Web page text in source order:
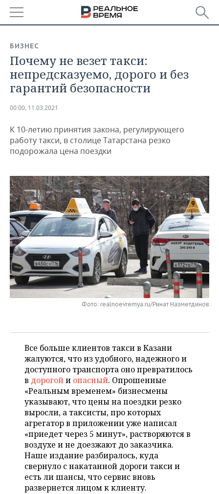
БАШКОРТОСТАН
ТАТАРСТАН
НОВОСТИ
АНАЛИТИКА
ДЕКЛАРАЦИИ О ДОХОДАХ
КОРОЛИ ГОСЗАКАЗА ПФО
КОМУ ПРИНАДЛЕЖАТ
ТОРГОВЫЕ ЦЕНТРЫ
ТАТАРСТАНА
НОВОСТИ ЭКОНОМИКИ
ФИНАНСЫ
БЮДЖЕТ
ИНВЕСТИЦИИ
ПРОМЫШЛЕННОСТЬ
НОВОСТИ
ПРОМЫШЛЕННОСТИ
АГРОПРОМ
МАШИНОСТРОЕНИЕ
НЕФТЕХИМИЯ
НЕФТЬ
ОПК
ЭНЕРГЕТИКА
НЕДВИЖИМОСТЬ
НОВОСТИ АВТО
БИЗНЕС
НОВОСТИ БИЗНЕСА
РОЗНИЧНАЯ ТОРГОВЛЯ
ТРАНСПОРТ
УСЛУГИ
ТЕХНОЛОГИИ
НОВОСТИ ТЕХНОЛОГИЙ
IT
МЕДИА
ТЕЛЕКОММУНИКАЦИИ
МЕРОПРИЯТИЯ
НОВОСТИ МЕРОПРИЯТИЙ
ВЫЕЗДНАЯ РЕДАКЦИЯ
ОТКРЫТАЯ ЛЕКЦИЯ
СПОРТ
НОВОСТИ СПОРТА
БАСКЕТБОЛ
ВОЛЕЙБОЛ
КИБЕРСПОРТ
ФИГУРНОЕ КАТАНИЕ
ВОДНЫЕ ВИДЫ СПОРТА
ХОККЕЙ С МЯЧОМ
ОБЩЕСТВО
НОВОСТИ ОБЩЕСТВА
ИНФРАСТРУКТУРА
ИСТОРИЯ
КУЛЬТУРА
МЕДИЦИНА
ОБРАЗОВАНИЕ
ПРОИСШЕСТВИЯ
СПРАВОЧНИК
СПИСОК ПЕРСОН
СПИСОК КОМПАНИЙ
ПОЛНАЯ ВЕРСИЯ
БИЗНЕС
Почему не везет такси:
непредсказуемо, дорого и без
гарантий безопасности
00:00, 11.03.2021
К 10-летию принятия закона, регулирующего
работу такси, в столице Татарстана резко
подорожала цена поездки
Фото: realnoevremya.ru/Ринат Назметдинов
Все больше клиентов такси в Казани
жалуются, что из удобного, надежного и
доступного транспорта оно превратилось
в дорогойи опасный. Опрошенные
«Реальным временем» бизнесмены
указывают, что цены на поездки резко
выросли, а таксисты, про которых
агрегатор в приложении уже написал
«приедет через 5 минут», растворяются в
воздухе и не доезжают до заказчика.
Наше издание разбиралось, куда
свернуло с накатанной дороги такси и
есть ли шансы, что сервис вновь
развернется лицом к клиенту.